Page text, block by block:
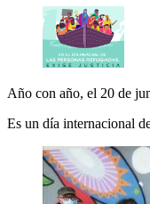
Año con año, el 20 de
Es un día internacional